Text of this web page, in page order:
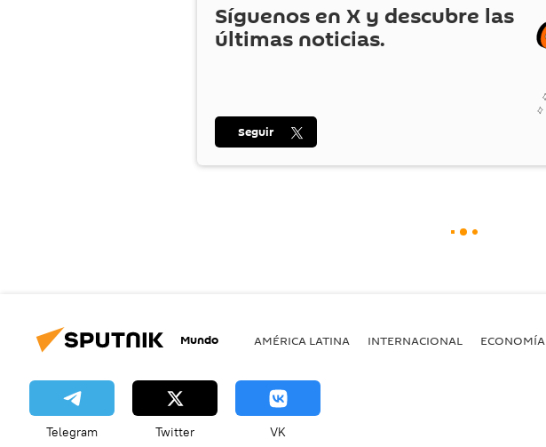
Síguenos en X y descubre las
últimas noticias.
Seguir
Mundo AMÉRICA LATINA INTERNACIONAL ECONOMÍA
Telegram Twitter VK